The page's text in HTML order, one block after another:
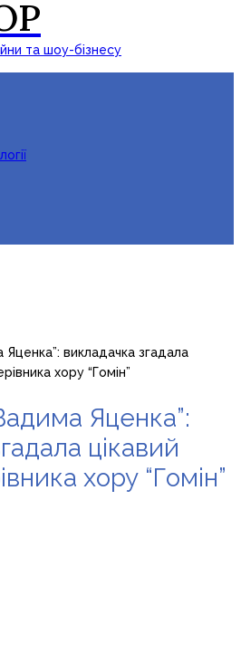
та шоу-бізнесу
викладачка згадала
хору “Гомін”
Яценка”:
цікавий
хору “Гомін”